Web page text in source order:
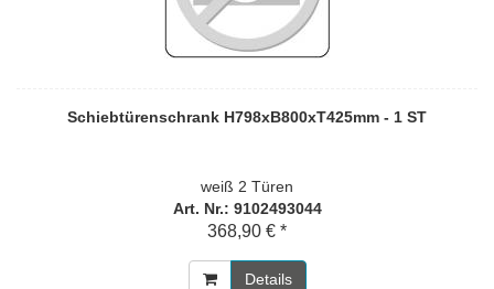
Schiebtürenschrank H798xB800xT425mm - 1 ST
weiß 2 Türen
Art. Nr.: 9102493044
368,90 € *
Details